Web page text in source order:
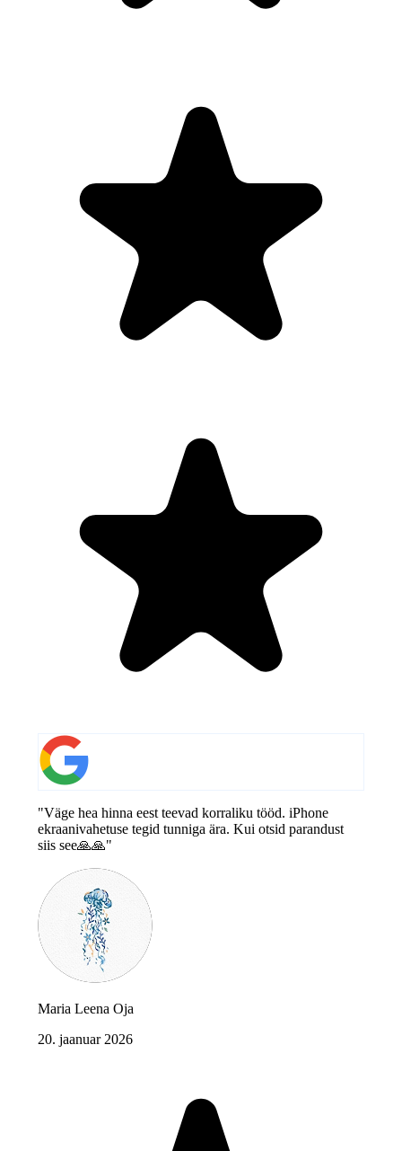
"Väge hea hinna eest teevad korraliku tööd. iPhone
ekraanivahetuse tegid tunniga ära. Kui otsid parandust
siis see🙏🙏"
Maria Leena Oja
20. jaanuar 2026